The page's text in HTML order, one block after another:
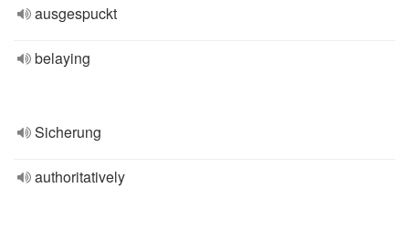
ausgespuckt
belaying
Sicherung
authoritatively